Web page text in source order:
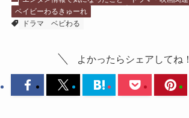
ベイビーわるきゅーれ
ドラマ
ベビわる
よかったらシェアしてね！